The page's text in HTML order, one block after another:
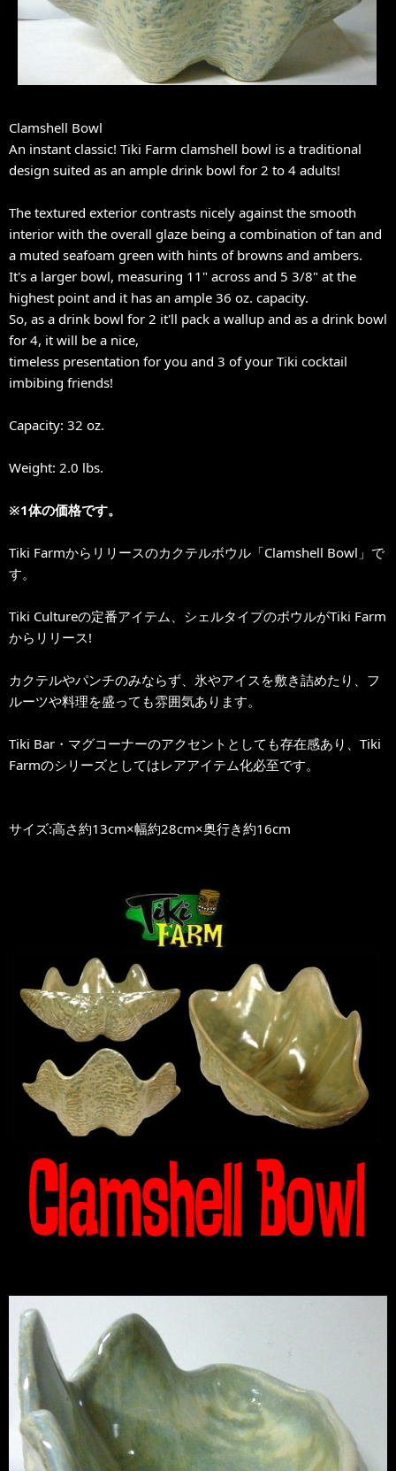
Clamshell Bowl
An instant classic! Tiki Farm clamshell bowl is a traditional
design suited as an ample drink bowl for 2 to 4 adults!
The textured exterior contrasts nicely against the smooth
interior with the overall glaze being a combination of tan and
a muted seafoam green with hints of browns and ambers.
It's a larger bowl, measuring 11" across and 5 3/8" at the
highest point and it has an ample 36 oz. capacity.
So, as a drink bowl for 2 it'll pack a wallup and as a drink bowl
for 4, it will be a nice,
timeless presentation for you and 3 of your Tiki cocktail
imbibing friends!
Capacity: 32 oz.
Weight: 2.0 lbs.
※1体の価格です。
Tiki Farmからリリースのカクテルボウル「Clamshell Bowl」で
す。
Tiki Cultureの定番アイテム、シェルタイプのボウルがTiki Farm
からリリース!
カクテルやパンチのみならず、氷やアイスを敷き詰めたり、フ
ルーツや料理を盛っても雰囲気あります。
Tiki Bar・マグコーナーのアクセントとしても存在感あり、Tiki
Farmのシリーズとしてはレアアイテム化必至です。
サイズ:高さ約13cm×幅約28cm×奥行き約16cm